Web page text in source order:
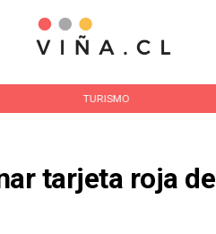
TURISMO
tarjeta roja de